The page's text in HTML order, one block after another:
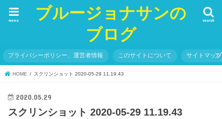
ブルージョナサンの
ブログ
search
menu
プライバシーポリシー、運営者情報 このサイトについて サイトマップ
HOME スクリンショット 2020-05-29 11.19.43
2020.05.29
スクリンショット 2020-05-29 11.19.43